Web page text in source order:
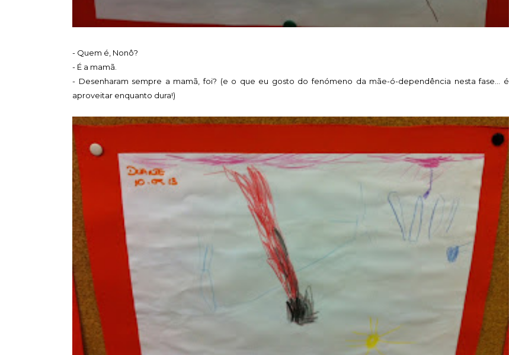
- Quem é, Nonô?
- É a mamã.
- Desenharam sempre a mamã, foi? (e o que eu gosto do fenómeno da mãe-ó-dependência nesta fase... é
aproveitar enquanto dura!)